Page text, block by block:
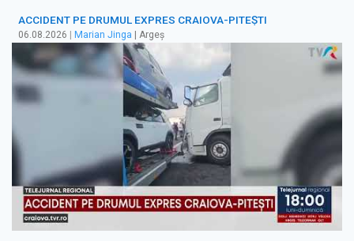
ACCIDENT PE DRUMUL EXPRES CRAIOVA-PITEȘTI
06.08.2026 | Marian Jinga | Argeș